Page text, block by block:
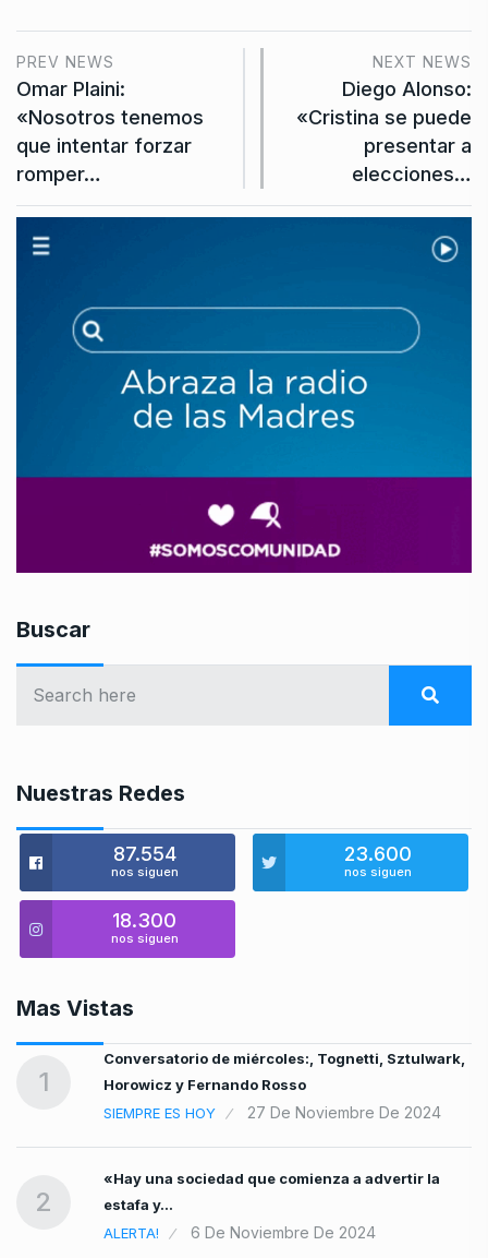
PREV NEWS
Omar Plaini:
«Nosotros tenemos
que intentar forzar
romper…
NEXT NEWS
Diego Alonso:
«Cristina se puede
presentar a
elecciones…
Buscar
Nuestras Redes
87.554
nos siguen
23.600
nos siguen
18.300
nos siguen
Mas Vistas
1
Conversatorio de miércoles:, Tognetti, Sztulwark,
Horowicz y Fernando Rosso
SIEMPRE ES HOY
27 De Noviembre De 2024
2
«Hay una sociedad que comienza a advertir la
estafa y…
ALERTA!
6 De Noviembre De 2024